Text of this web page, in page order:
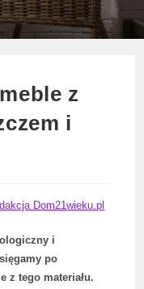
z
i
Dom21wieku.pl
i
po
z tego materiału.